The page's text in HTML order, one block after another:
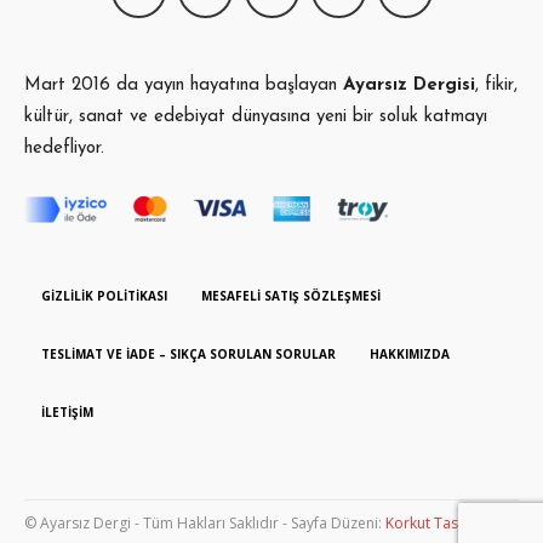
Mart 2016 da yayın hayatına başlayan Ayarsız Dergisi, fikir,
kültür, sanat ve edebiyat dünyasına yeni bir soluk katmayı
hedefliyor.
GIZLILIK POLITIKASI MESAFELI SATIŞ SÖZLEŞMESI
TESLIMAT VE İADE – SIKÇA SORULAN SORULAR HAKKIMIZDA
İLETIŞIM
© Ayarsız Dergi - Tüm Hakları Saklıdır - Sayfa Düzeni: Korkut Tasarım